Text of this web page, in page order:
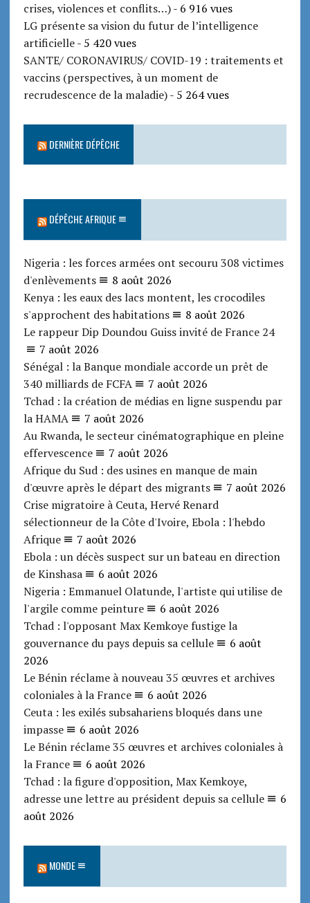
crises, violences et conflits…)- 6 916 vues
LG présente sa vision du futur de l’intelligence
artificielle- 5 420 vues
SANTE/ CORONAVIRUS/ COVID-19 : traitements et
vaccins (perspectives, à un moment de
recrudescence de la maladie)- 5 264 vues
DERNIÈRE DÉPÊCHE
DÉPÊCHE AFRIQUE
Nigeria : les forces armées ont secouru 308 victimes
d'enlèvements
8 août 2026
Kenya : les eaux des lacs montent, les crocodiles
s'approchent des habitations
8 août 2026
Le rappeur Dip Doundou Guiss invité de France 24
7 août 2026
Sénégal : la Banque mondiale accorde un prêt de
340 milliards de FCFA
7 août 2026
Tchad : la création de médias en ligne suspendu par
la HAMA
7 août 2026
Au Rwanda, le secteur cinématographique en pleine
effervescence
7 août 2026
Afrique du Sud : des usines en manque de main
d'œuvre après le départ des migrants
7 août 2026
Crise migratoire à Ceuta, Hervé Renard
sélectionneur de la Côte d'Ivoire, Ebola : l'hebdo
Afrique
7 août 2026
Ebola : un décès suspect sur un bateau en direction
de Kinshasa
6 août 2026
Nigeria : Emmanuel Olatunde, l'artiste qui utilise de
l'argile comme peinture
6 août 2026
Tchad : l'opposant Max Kemkoye fustige la
gouvernance du pays depuis sa cellule
6 août
2026
Le Bénin réclame à nouveau 35 œuvres et archives
coloniales à la France
6 août 2026
Ceuta : les exilés subsahariens bloqués dans une
impasse
6 août 2026
Le Bénin réclame 35 œuvres et archives coloniales à
la France
6 août 2026
Tchad : la figure d'opposition, Max Kemkoye,
adresse une lettre au président depuis sa cellule
6
août 2026
MONDE